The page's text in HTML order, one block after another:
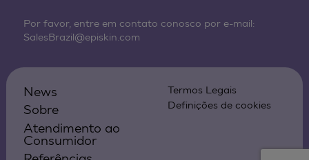
Por favor, entre em contato conosco por e-mail:
SalesBrazil@episkin.com
News
Sobre
Atendimento ao
Consumidor
Termos Legais
Definições de cookies